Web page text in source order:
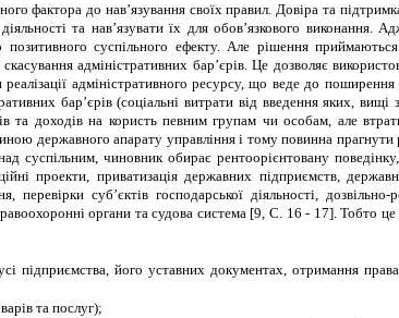
фактора до нав’язування своїх правил. Довіра та
та нав’язувати їх для обов’язкового виконання.
суспільного ефекту. Але рішення
адміністративних бар’єрів. Це дозволяє
адміністративного ресурсу, що веде до поширення
бар’єрів (соціальні витрати від введення яких, вищі
та доходів на користь певним групам чи особам, але
державного апарату управління і тому повинна прагнути
суспільним, чиновник обирає рентоорієнтовану
проекти, приватизація державних підприємств,
суб’єктів господарської діяльності, дозвільно-
органи та судова система [9, С. 16 - 17]. Тобто це
підприємства, його уставних документах, отримання
та послуг);